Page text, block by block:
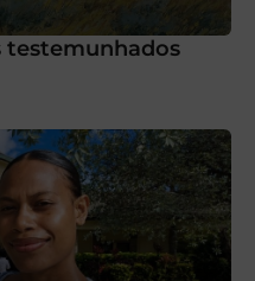
testemunhados